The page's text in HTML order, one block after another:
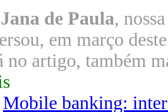
Jana de Paula,
em março
no artigo, também
Mobile banking: